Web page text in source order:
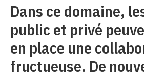
Dans ce domaine,
public et privé
en place une
fructueuse. De